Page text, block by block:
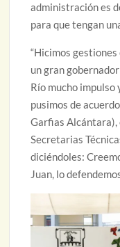
administración es
para que tengan
“Hicimos
un gran
Río mucho impulso
pusimos de
Garfias Alcántara),
Secretarias
diciéndoles:
Juan, lo